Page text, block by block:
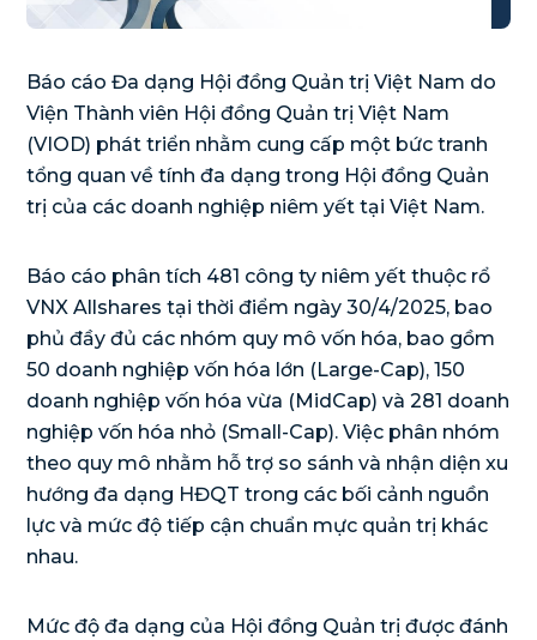
Báo cáo Đa dạng Hội đồng Quản trị Việt Nam do
Viện Thành viên Hội đồng Quản trị Việt Nam
(VIOD) phát triển nhằm cung cấp một bức tranh
tổng quan về tính đa dạng trong Hội đồng Quản
trị của các doanh nghiệp niêm yết tại Việt Nam.
Báo cáo phân tích 481 công ty niêm yết thuộc rổ
VNX Allshares tại thời điểm ngày 30/4/2025, bao
phủ đầy đủ các nhóm quy mô vốn hóa, bao gồm
50 doanh nghiệp vốn hóa lớn (Large-Cap), 150
doanh nghiệp vốn hóa vừa (MidCap) và 281 doanh
nghiệp vốn hóa nhỏ (Small-Cap). Việc phân nhóm
theo quy mô nhằm hỗ trợ so sánh và nhận diện xu
hướng đa dạng HĐQT trong các bối cảnh nguồn
lực và mức độ tiếp cận chuẩn mực quản trị khác
nhau.
Mức độ đa dạng của Hội đồng Quản trị được đánh